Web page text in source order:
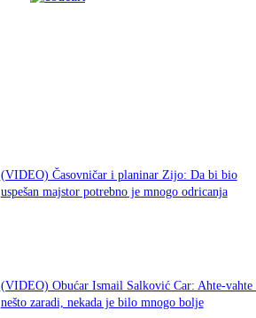
(VIDEO) Časovničar i planinar Zijo: Da bi bio
uspešan majstor potrebno je mnogo odricanja
(VIDEO) Obućar Ismail Salković Car: Ahte-vahte
nešto zaradi, nekada je bilo mnogo bolje